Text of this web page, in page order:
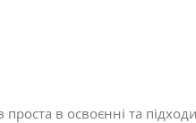
в освоєнні та